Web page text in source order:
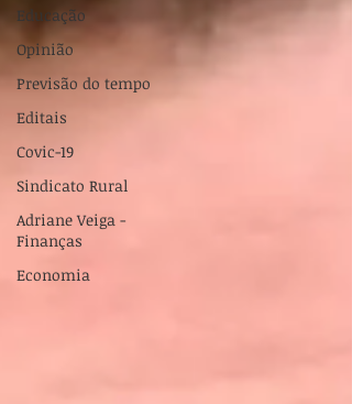
Educação
Opinião
Previsão do tempo
Editais
Covic-19
Sindicato Rural
Adriane Veiga -
Finanças
Economia